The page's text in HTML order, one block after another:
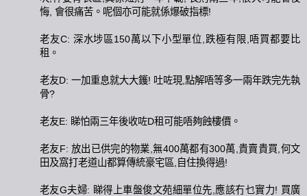
悔, 會很痛苦。呢個亦可能就係爆破指標!
老友C: 深水埗區150萬以下小型單位,跌極有限,唔買都要比
租。
老友D: 一加重息就大大鑊! 吐咗現,點解唔等多一兩年跌完先執
骨?
老友E: 睇怕兩三年後收咗D租可能唔夠蝕樓價。
老友F: 放出已供完的物業,無400萬都有300萬,貴賣貴買,何文
田及窩打老道山都算傳統豪宅區,自住換得過!
老友G夫婦: 睇得上車盤俊文苑細單位先,應該冇乜實力! 買廣